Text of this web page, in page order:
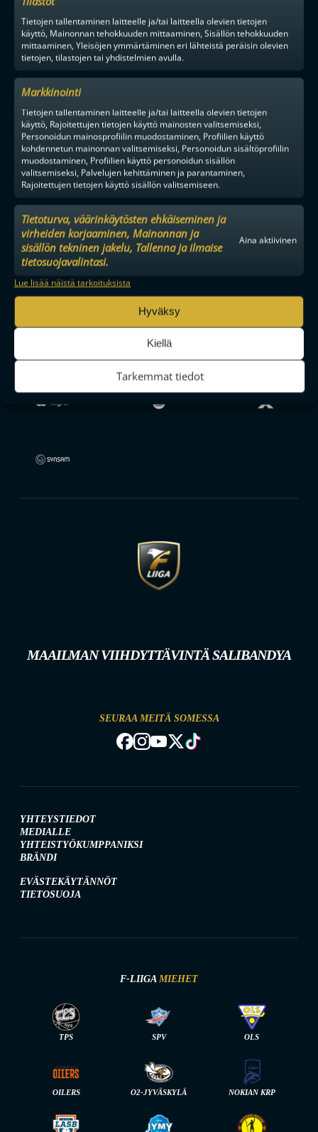
Tietojen tallentaminen laitteelle ja/tai laitteella olevien tietojen
käyttö, Mainonnan tehokkuuden mittaaminen, Sisällön tehokkuuden
mittaaminen, Yleisöjen ymmärtäminen eri lähteistä peräisin olevien
tietojen, tilastojen tai yhdistelmien avulla.
Markkinointi
Tietojen tallentaminen laitteelle ja/tai laitteella olevien tietojen
käyttö, Rajoitettujen tietojen käyttö mainosten valitsemiseksi,
Personoidun mainosprofiilin muodostaminen, Profiilien käyttö
kohdennetun mainonnan valitsemiseksi, Personoidun sisältöprofiilin
muodostaminen, Profiilien käyttö personoidun sisällön
valitsemiseksi, Palvelujen kehittäminen ja parantaminen,
Rajoitettujen tietojen käyttö sisällön valitsemiseen.
Tietoturva, väärinkäytösten ehkäiseminen ja
virheiden korjaaminen, Mainonnan ja
sisällön tekninen jakelu, Tallenna ja ilmaise
tietosuojavalintasi.
Aina aktiivinen
Lue lisää näistä tarkoituksista
Hyväksy
Kiellä
Tarkemmat tiedot
TILAA
F-LIIGANKUMPPANIT
MAAILMAN VIIHDYTTÄVINTÄ SALIBANDYA
SEURAA MEITÄ SOMESSA
YHTEYSTIEDOT
MEDIALLE
YHTEISTYÖKUMPPANIKSI
BRÄNDI
EVÄSTEKÄYTÄNNÖT
TIETOSUOJA
F-LIIGA MIEHET
TPS SPV OLS
OILERS O2-JYVÄSKYLÄ NOKIAN KRP